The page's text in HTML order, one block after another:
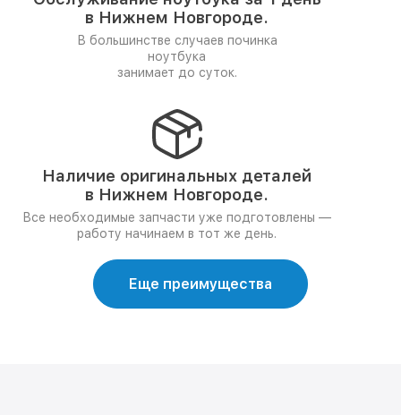
в Нижнем Новгороде.
В большинстве случаев починка
ноутбука
занимает до суток.
Наличие оригинальных деталей
в Нижнем Новгороде.
Все необходимые запчасти уже подготовлены —
работу начинаем в тот же день.
Еще преимущества